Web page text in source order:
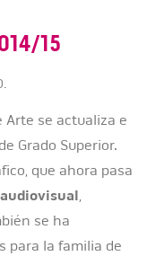
15
Arte se actualiza e
Grado Superior.
que ahora pasa
,
se ha
para la familia de